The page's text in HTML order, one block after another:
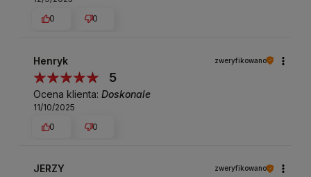
0
0
Henryk zweryfikowano
5
Ocena klienta: Doskonale
11/10/2025
0
0
JERZY zweryfikowano